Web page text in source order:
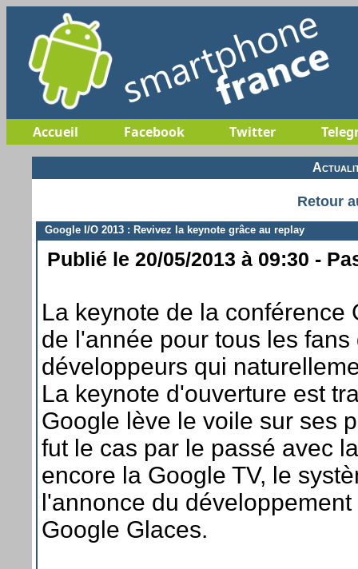
Accueil Facebook Twitter
Retour
Google I/O 2013 : Revivez la keynote grâce au replay
Publié le 20/05/2013 à 09:30 -
La keynote de la conférence
de l'année pour tous les
développeurs qui
La keynote d'ouverture est
Google lève le voile sur ses
fut le cas par le passé avec
encore la Google TV, le
l'annonce du
Google Glaces.